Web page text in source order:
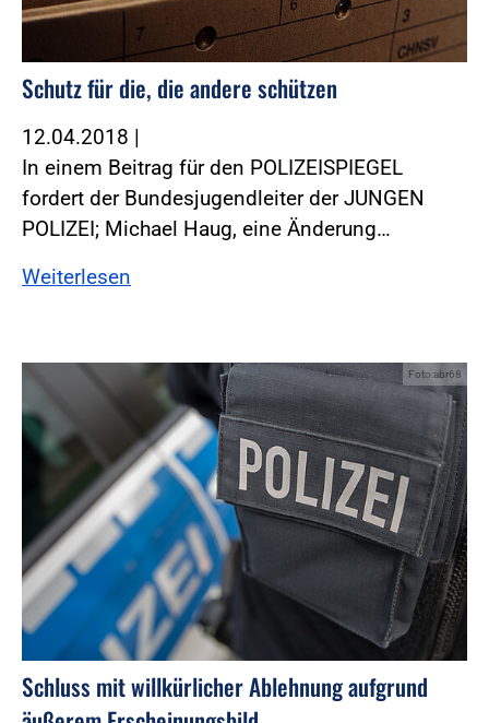
Schutz für die, die andere schützen
12.04.2018 |
In einem Beitrag für den POLIZEISPIEGEL
fordert der Bundesjugendleiter der JUNGEN
POLIZEI; Michael Haug, eine Änderung…
Weiterlesen
Foto:abr68
Schluss mit willkürlicher Ablehnung aufgrund